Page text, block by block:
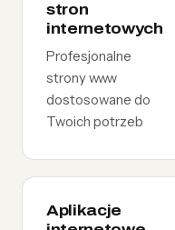
stron
internetowych
Profesjonalne
strony www
dostosowane do
Twoich potrzeb
Aplikacje